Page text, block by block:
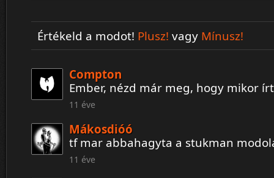
Értékeld a modot! Plusz! vagy Mínusz!
Compton
Ember, nézd már meg, hogy mikor
11 éve
Mákosdióó
tf mar abbahagyta a stukman
11 éve